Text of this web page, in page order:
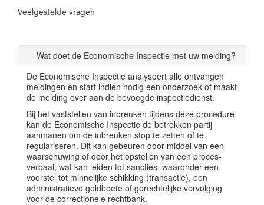
Veelgestelde vragen
Wat doet de Economische Inspectie met uw melding?
De Economische Inspectie analyseert alle ontvangen
meldingen en start indien nodig een onderzoek of maakt
de melding over aan de bevoegde inspectiedienst.
Bij het vaststellen van inbreuken tijdens deze procedure
kan de Economische Inspectie de betrokken partij
aanmanen om de inbreuken stop te zetten of te
regulariseren. Dit kan gebeuren door middel van een
waarschuwing of door het opstellen van een proces-
verbaal, wat kan leiden tot sancties, waaronder een
voorstel tot minnelijke schikking (transactie), een
administratieve geldboete of gerechtelijke vervolging
voor de correctionele rechtbank.